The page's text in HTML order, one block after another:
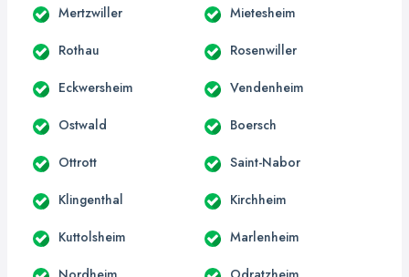
Mertzwiller Mietesheim
Rothau Rosenwiller
Eckwersheim Vendenheim
Ostwald Boersch
Ottrott Saint-Nabor
Klingenthal Kirchheim
Kuttolsheim Marlenheim